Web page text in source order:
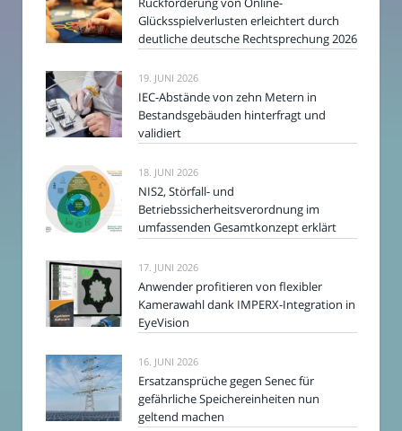
Glücksspielverlusten erleichtert durch
deutliche deutsche Rechtsprechung 2026
19. JUNI 2026
IEC-Abstände von zehn Metern in
Bestandsgebäuden hinterfragt und
validiert
18. JUNI 2026
NIS2, Störfall- und
Betriebssicherheitsverordnung im
umfassenden Gesamtkonzept erklärt
17. JUNI 2026
Anwender profitieren von flexibler
Kamerawahl dank IMPERX-Integration in
EyeVision
16. JUNI 2026
Ersatzansprüche gegen Senec für
gefährliche Speichereinheiten nun
geltend machen